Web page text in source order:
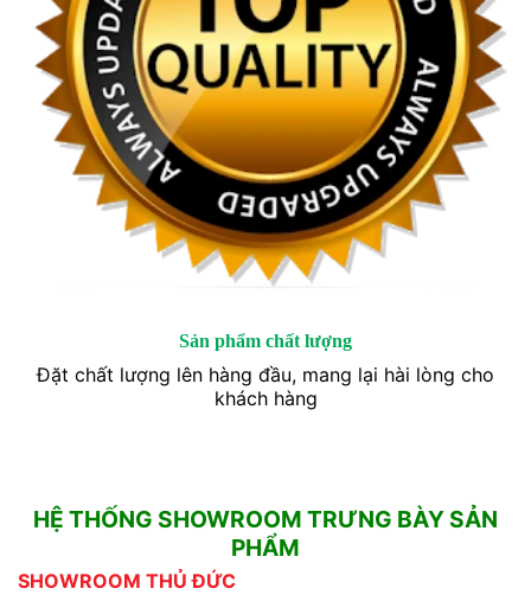
Sản phẩm chất lượng
Đặt chất lượng lên hàng đầu, mang lại hài lòng cho
khách hàng
HỆ THỐNG SHOWROOM TRƯNG BÀY SẢN
PHẨM
SHOWROOM THỦ ĐỨC